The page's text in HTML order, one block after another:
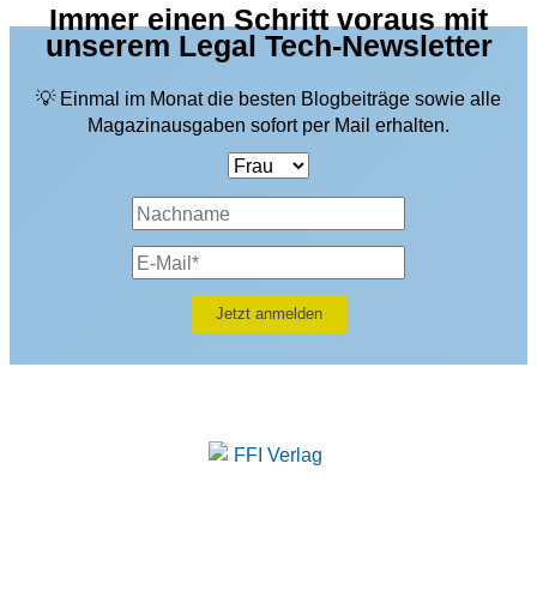
Immer einen Schritt voraus mit
unserem Legal Tech-Newsletter
💡 Einmal im Monat die besten Blogbeiträge sowie alle
Magazinausgaben sofort per Mail erhalten.